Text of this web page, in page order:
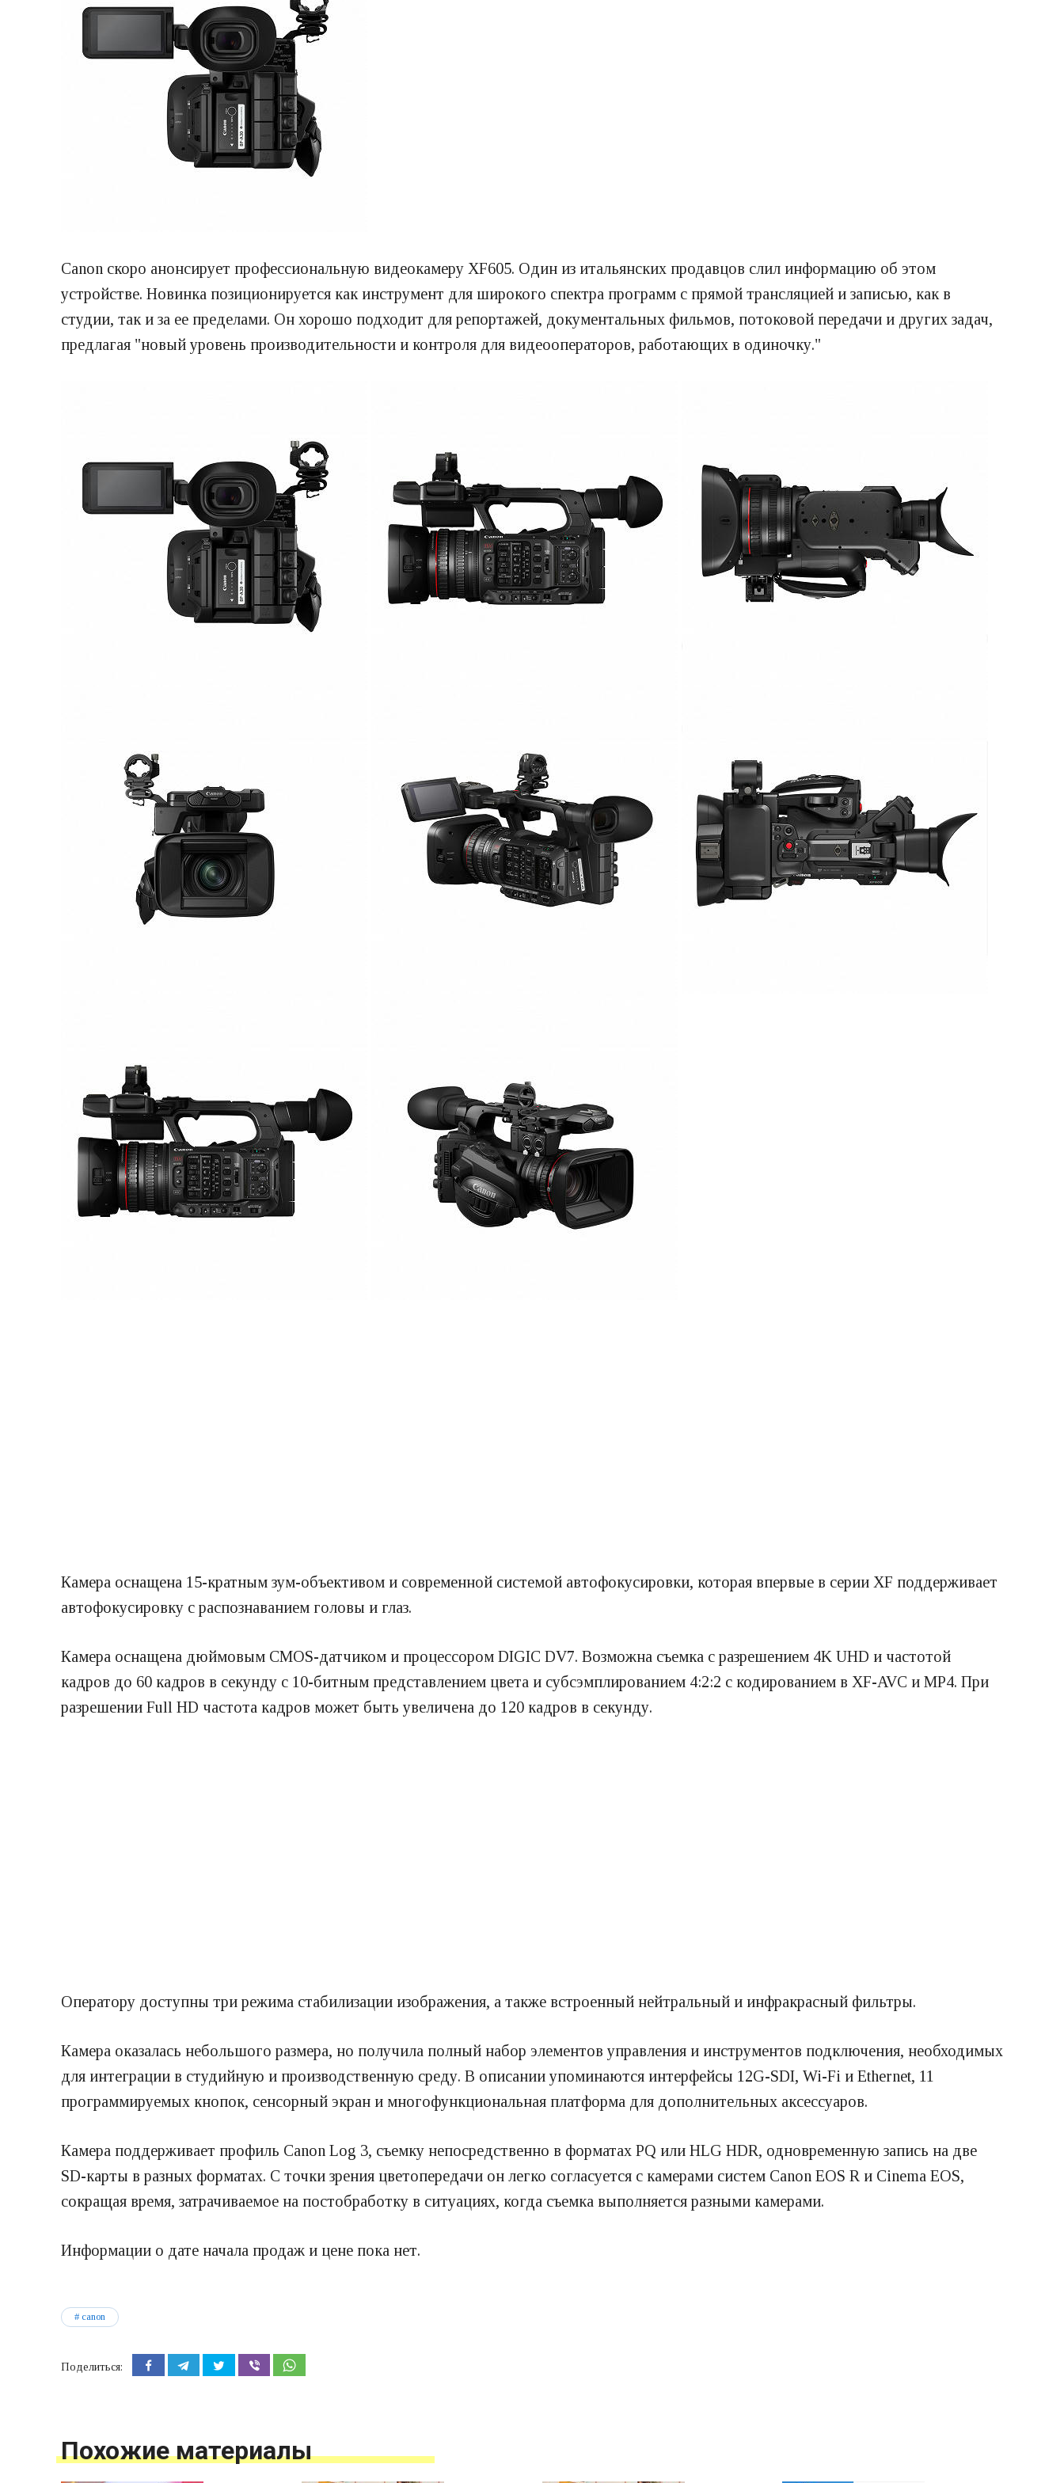
Canon скоро анонсирует профессиональную видеокамеру XF605. Один из итальянских продавцов слил информацию об этом
устройстве. Новинка позиционируется как инструмент для широкого спектра программ с прямой трансляцией и записью, как в
студии, так и за ее пределами. Он хорошо подходит для репортажей, документальных фильмов, потоковой передачи и других задач,
предлагая "новый уровень производительности и контроля для видеооператоров, работающих в одиночку."
Камера оснащена 15-кратным зум-объективом и современной системой автофокусировки, которая впервые в серии XF поддерживает
автофокусировку с распознаванием головы и глаз.
Камера оснащена дюймовым CMOS-датчиком и процессором DIGIC DV7. Возможна съемка с разрешением 4K UHD и частотой
кадров до 60 кадров в секунду с 10-битным представлением цвета и субсэмплированием 4:2:2 с кодированием в XF-AVC и MP4. При
разрешении Full HD частота кадров может быть увеличена до 120 кадров в секунду.
Оператору доступны три режима стабилизации изображения, а также встроенный нейтральный и инфракрасный фильтры.
Камера оказалась небольшого размера, но получила полный набор элементов управления и инструментов подключения, необходимых
для интеграции в студийную и производственную среду. В описании упоминаются интерфейсы 12G-SDI, Wi-Fi и Ethernet, 11
программируемых кнопок, сенсорный экран и многофункциональная платформа для дополнительных аксессуаров.
Камера поддерживает профиль Canon Log 3, съемку непосредственно в форматах PQ или HLG HDR, одновременную запись на две
SD-карты в разных форматах. С точки зрения цветопередачи он легко согласуется с камерами систем Canon EOS R и Cinema EOS,
сокращая время, затрачиваемое на постобработку в ситуациях, когда съемка выполняется разными камерами.
Информации о дате начала продаж и цене пока нет.
canon
Поделиться:
Похожие материалы